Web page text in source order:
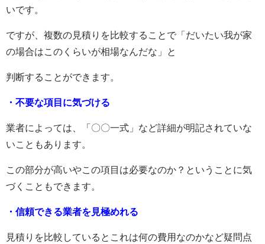
いです。
ですが、複数の見積りを比較することで「だいたい我が家
の場合はこのくらいが相場なんだな」と
判断することができます。
・不要な項目に気づける
業者によっては、「〇〇一式」など詳細が明記されていな
いこともあります。
この部分が高いやこの項目は必要なのか？ということに気
づくこともできます。
・信頼できる業者を見極めれる
見積りを比較しているとこれは何の費用なのかなど疑問点